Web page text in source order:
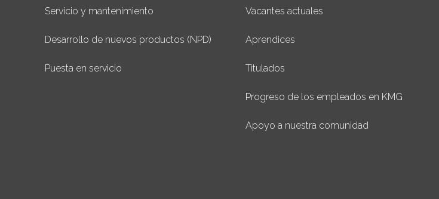
Servicio y mantenimiento
Desarrollo de nuevos productos (NPD)
Puesta en servicio
Vacantes actuales
Aprendices
Titulados
Progreso de los empleados en KMG
Apoyo a nuestra comunidad